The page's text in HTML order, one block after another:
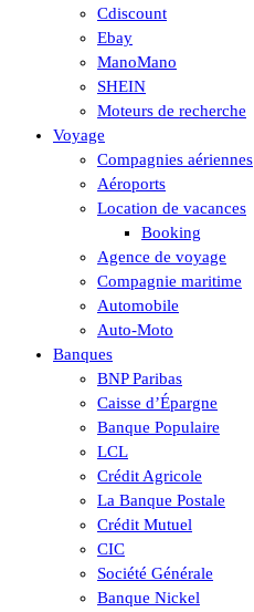
Cdiscount
Ebay
ManoMano
SHEIN
Moteurs de recherche
Voyage
Compagnies aériennes
Aéroports
Location de vacances
Booking
Agence de voyage
Compagnie maritime
Automobile
Auto-Moto
Banques
BNP Paribas
Caisse d’Épargne
Banque Populaire
LCL
Crédit Agricole
La Banque Postale
Crédit Mutuel
CIC
Société Générale
Banque Nickel